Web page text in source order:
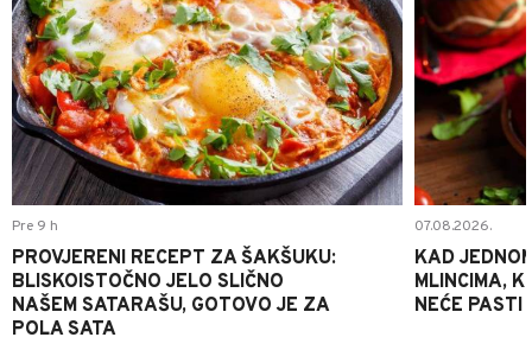
Pre 9 h
PROVJERENI RECEPT ZA ŠAKŠUKU:
BLISKOISTOČNO JELO SLIČNO
NAŠEM SATARAŠU, GOTOVO JE ZA
POLA SATA
07.08.2026.
KAD
MLINCIMA,
NEĆE PASTI